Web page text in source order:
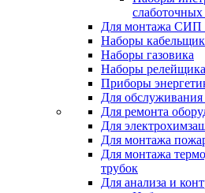
слаботочных
Для монтажа
Наборы
Наборы газовика
Наборы релейщика
Приборы
Для
Для ремонта
Для
Для монтажа
Для монтажа
трубок
Для анализа и